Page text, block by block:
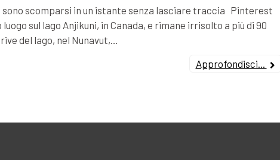
sono scomparsi in un istante senza lasciare traccia Pinterest
sul lago Anjikuni, in Canada, e rimane irrisolto a più di 90
del lago, nel Nunavut,…
Approfondisci...